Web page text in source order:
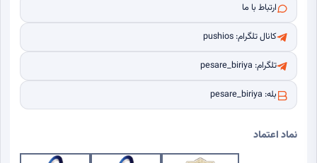
ارتباط با ما
کانال تلگرام: pushios
تلگرام: pesare_biriya
بله: pesare_biriya
نماد اعتماد